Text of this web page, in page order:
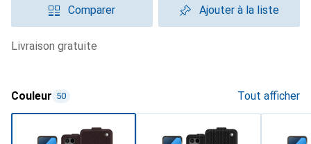
Comparer Ajouter à la liste
livraison gratuite
Couleur 50 Tout afficher